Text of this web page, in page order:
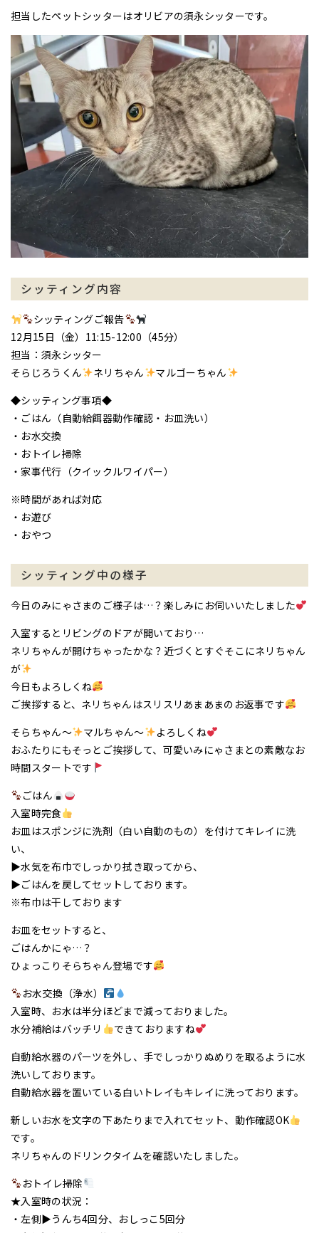
担当したペットシッターはオリビアの須永シッターです。
シッティング内容
シッティングご報告
12月15日（金）11:15-12:00（45分）
担当：須永シッター
そらじろうくん
ネリちゃん
マルゴーちゃん
◆シッティング事項◆
・ごはん（自動給餌器動作確認・お皿洗い）
・お水交換
・おトイレ掃除
・家事代行（クイックルワイパー）
※時間があれば対応
・お遊び
・おやつ
シッティング中の様子
今日のみにゃさまのご様子は…？楽しみにお伺いいたしました
入室するとリビングのドアが開いており…
ネリちゃんが開けちゃったかな？近づくとすぐそこにネリちゃん
が
今日もよろしくね
ご挨拶すると、ネリちゃんはスリスリあまあまのお返事です
そらちゃん～
マルちゃん～
よろしくね
おふたりにもそっとご挨拶して、可愛いみにゃさまとの素敵なお
時間スタートです
ごはん
入室時完食
お皿はスポンジに洗剤（白い自動のもの）を付けてキレイに洗
い、
▶水気を布巾でしっかり拭き取ってから、
▶ごはんを戻してセットしております。
※布巾は干しております
お皿をセットすると、
ごはんかにゃ…？
ひょっこりそらちゃん登場です
お水交換（浄水）
入室時、お水は半分ほどまで減っておりました。
水分補給はバッチリ
できておりますね
自動給水器のパーツを外し、手でしっかりぬめりを取るように水
洗いしております。
自動給水器を置いている白いトレイもキレイに洗っております。
新しいお水を文字の下あたりまで入れてセット、動作確認OK
です。
ネリちゃんのドリンクタイムを確認いたしました。
おトイレ掃除
★入室時の状況：
・左側▶うんち4回分、おしっこ5回分